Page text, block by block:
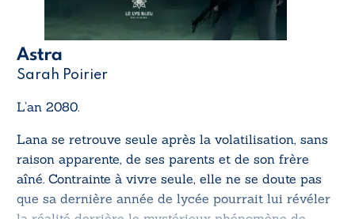
Astra
Sarah Poirier
L’an 2080.
Lana se retrouve seule après la volatilisation, sans
raison apparente, de ses parents et de son frère
aîné. Contrainte à vivre seule, elle ne se doute pas
que sa dernière année de lycée pourrait lui révéler